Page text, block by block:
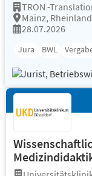
TRON -
Mainz,
28.07.2026
Jura BWL